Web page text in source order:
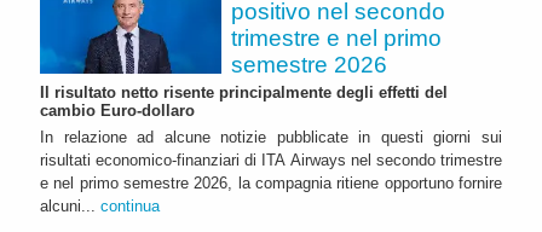
positivo nel secondo
trimestre e nel primo
semestre 2026
Il risultato netto risente principalmente degli effetti del
cambio Euro-dollaro
In relazione ad alcune notizie pubblicate in questi giorni sui
risultati economico-finanziari di ITA Airways nel secondo trimestre
e nel primo semestre 2026, la compagnia ritiene opportuno fornire
alcuni... continua